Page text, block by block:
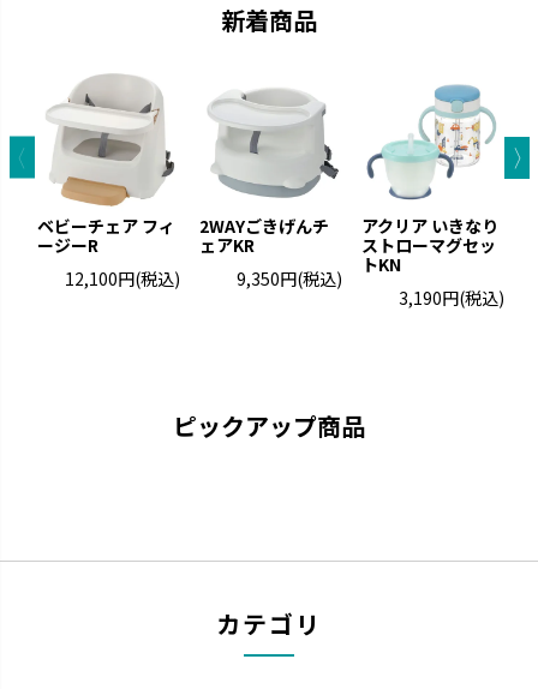
「できた！」に寄り添いなが
き出します。
赤ちゃんにやさしいエアタイプ
ひんやりしない
保温性のある発泡素材でひんや
新着商品
ベビーチェア フィ
ージーR
12,100円(税込)
2WAYごきげんチ
ェアKR
9,350円(税込)
アクリア いきなり
ストローマグセッ
トKN
3,190円(税込)
ピックアップ商品
カテゴリ